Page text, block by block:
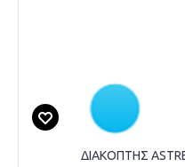
ΔΙΑΚΟΠΤΗΣ